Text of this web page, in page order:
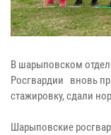
В шарыповском
Росгвардии вновь
стажировку, сдали
Шарыповские